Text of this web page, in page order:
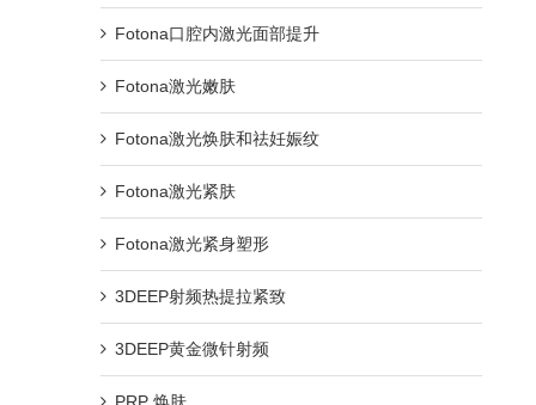
Fotona口腔内激光面部提升
Fotona激光嫩肤
Fotona激光焕肤和祛妊娠纹
Fotona激光紧肤
Fotona激光紧身塑形
3DEEP射频热提拉紧致
3DEEP黄金微针射频
PRP 焕肤